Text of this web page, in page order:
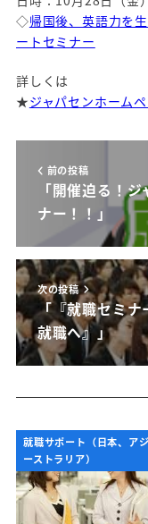
◇帰国後、英語力を
ートセミナー
詳しくは
★ジャパセンホーム
前の投稿
「開催迫る！
ナー！！」
次の投稿
「『就職セミナ
就職へ』」
就職サポート（日本、ア
ーストラリア）